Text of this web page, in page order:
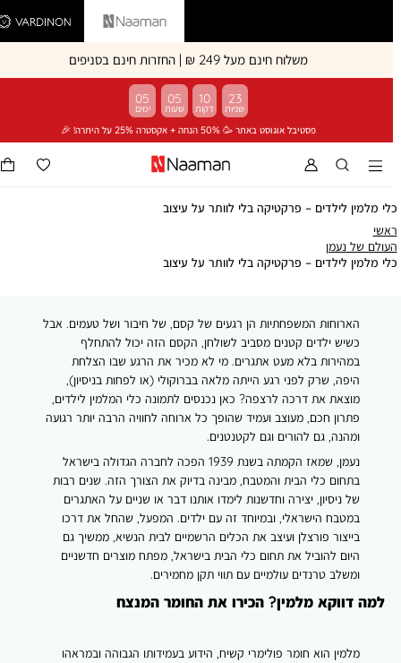
Vardinon Naaman
משלוח חינם מעל 249 ₪ | החזרות חינם בסניפים
פסטיבל אוגוסט באתר 🥳 50% הנחה + אקסטרה 25% על היתרה! 🎉
05 05 10 22
מלמין לילדים – פרקטיקה בלי לוותר על עיצוב
ראשי
של נעמןהעולם
של
מלמין לילדים – פרקטיקה בלי לוותר על עיצובכלי
פרקטיקה
בלי
לוותר
על
עיצוב
הארוחות המשפחתיות הן רגעים של קסם, של חיבור ושל טעמים. אבל
כשיש ילדים קטנים מסביב לשולחן, הקסם הזה יכול להתחלף
במהירות בלא מעט אתגרים. מי לא מכיר את הרגע שבו הצלחת
היפה, שרק לפני רגע הייתה מלאה בברוקולי (או לפחות בניסיון),
מוצאת את דרכה לרצפה? כאן נכנסים לתמונה כלי המלמין לילדים,
פתרון חכם, מעוצב ועמיד שהופך כל ארוחה לחוויה הרבה יותר רגועה
ומהנה, גם להורים וגם לקטנטנים.
נעמן, שמאז הקמתה בשנת 1939 הפכה לחברה הגדולה בישראל
בתחום כלי הבית והמטבח, מבינה בדיוק את הצורך הזה. שנים רבות
של ניסיון, יצירה וחדשנות לימדו אותנו דבר או שניים על האתגרים
במטבח הישראלי, ובמיוחד זה עם ילדים. המפעל, שהחל את דרכו
בייצור פורצלן ועיצב את הכלים הרשמיים לבית הנשיא, ממשיך גם
היום להוביל את תחום כלי הבית בישראל, מפתח מוצרים חדשניים
ומשלב טרנדים עולמיים עם תווי תקן מחמירים.
למה דווקא מלמין? הכירו את החומר המנצח
מלמין הוא חומר פולימרי קשיח, הידוע בעמידותו הגבוהה ובמראהו